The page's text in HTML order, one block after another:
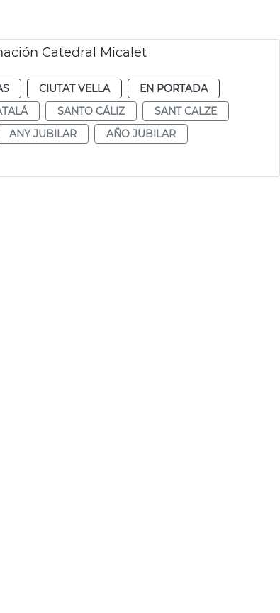
Catedral Micalet
CIUTAT VELLA
EN PORTADA
SANTO CÁLIZ
SANT CALZE
ANY JUBILAR
AÑO JUBILAR